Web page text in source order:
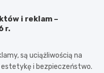
i reklam –
r.
są uciążliwością na
estetykę i bezpieczeństwo.